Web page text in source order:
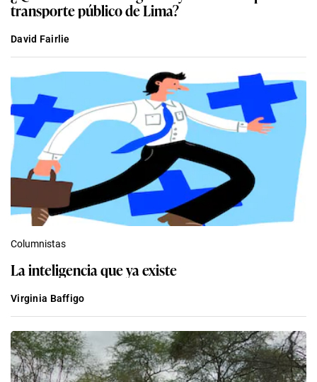
transporte público de Lima?
David Fairlie
Columnistas
La inteligencia que ya existe
Virginia Baffigo